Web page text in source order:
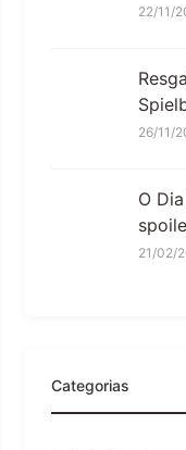
22/11/
26/11/
O
21/02/
Categorias